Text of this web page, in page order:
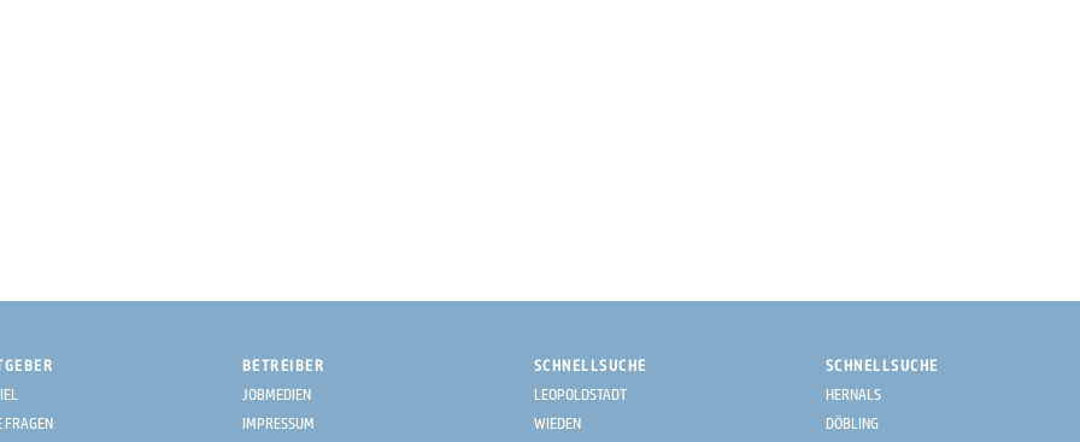
FRAGEN
BETREIBER
JOBMEDIEN
IMPRESSUM
SCHNELLSUCHE
LEOPOLDSTADT
WIEDEN
SCHNELLSUCHE
HERNALS
DÖBLING